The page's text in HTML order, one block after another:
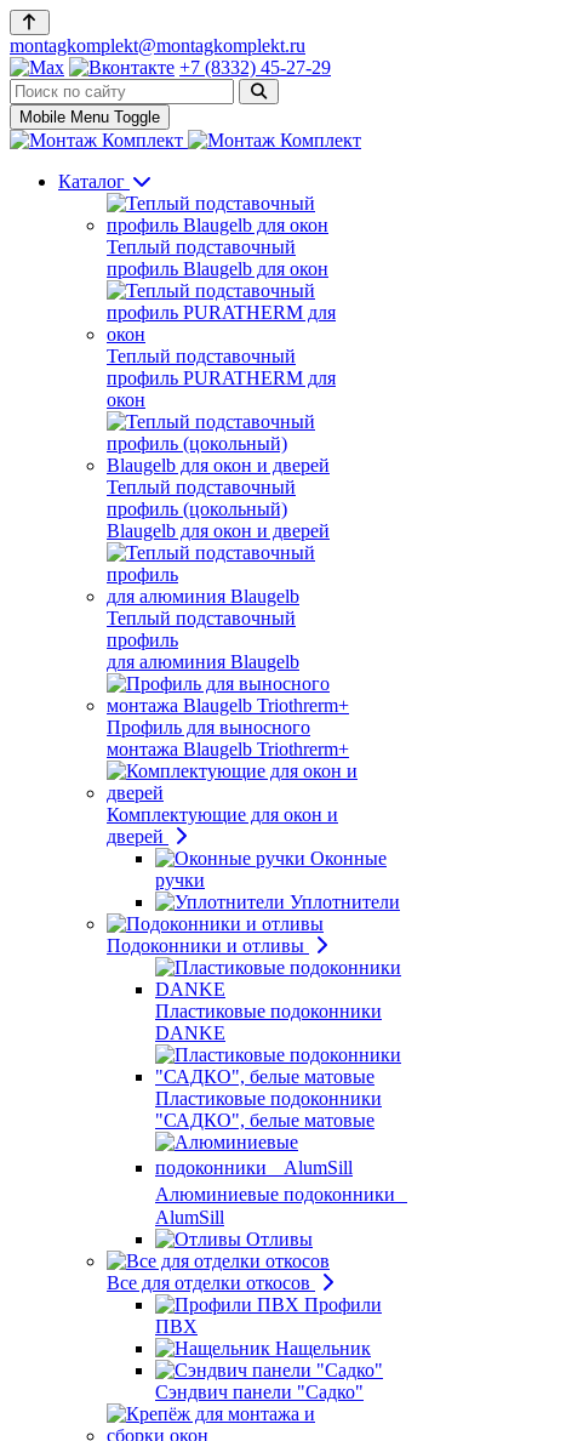
montagkomplekt@montagkomplekt.ru
+7 (8332) 45-27-29
Mobile Menu Toggle
Каталог
Теплый подставочный
профиль Blaugelb для окон
Теплый подставочный
профиль PURATHERM для
окон
Теплый подставочный
профиль (цокольный)
Blaugelb для окон и дверей
Теплый подставочный
профиль
для алюминия Blaugelb
Профиль для выносного
монтажа Blaugelb Triothrerm+
Комплектующие для окон и
дверей
Оконные
ручки
Уплотнители
Подоконники и отливы
Пластиковые подоконники
DANKE
Пластиковые подоконники
"САДКО", белые матовые
Алюминиевые подоконники
AlumSill
Отливы
Все для отделки откосов
Профили
ПВХ
Нащельник
Сэндвич панели "Садко"